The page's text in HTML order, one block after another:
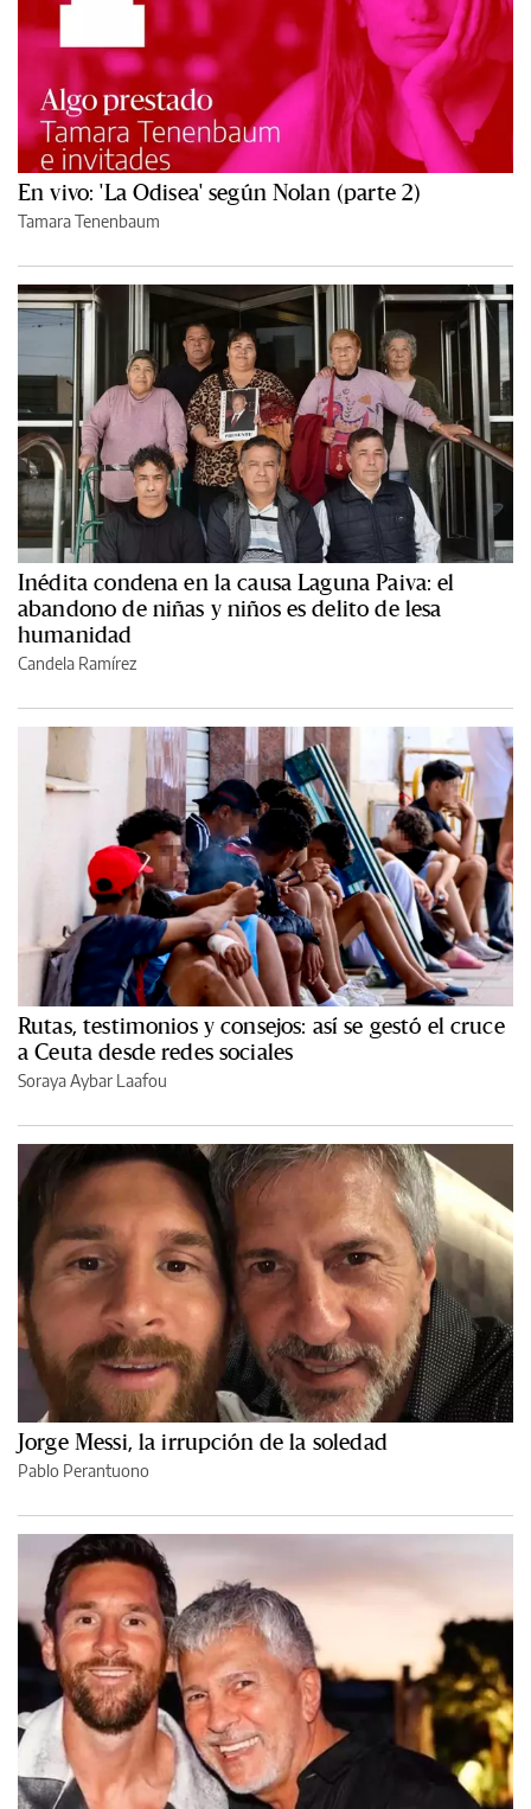
En vivo: 'La Odisea' según Nolan (parte 2)
Tamara Tenenbaum
Inédita condena en la causa Laguna Paiva: el
abandono de niñas y niños es delito de lesa
humanidad
Candela Ramírez
Rutas, testimonios y consejos: así se gestó el cruce
a Ceuta desde redes sociales
Soraya Aybar Laafou
Jorge Messi, la irrupción de la soledad
Pablo Perantuono